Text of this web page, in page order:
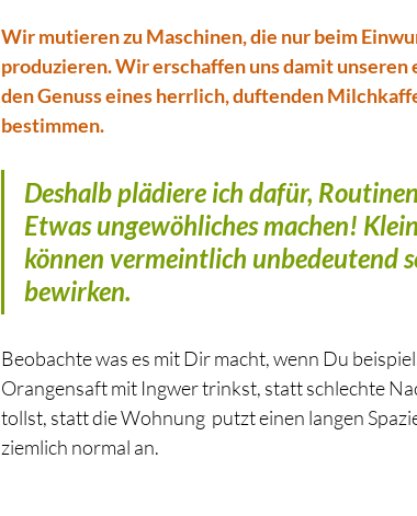
Wir mutieren zu Maschinen, die nur beim
produzieren. Wir erschaffen uns damit
den Genuss eines herrlich, duftenden
bestimmen.
Deshalb plädiere ich dafür,
Etwas ungewöhliches machen!
können vermeintlich unbedeutend
bewirken.
Beobachte was es mit Dir macht, wenn Du
Orangensaft mit Ingwer trinkst, statt schlechte
tollst, statt die Wohnung  putzt einen langen
ziemlich normal an.